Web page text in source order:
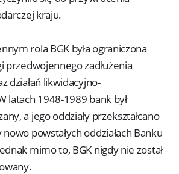
kraju.
rola BGK była ograniczona
przedwojennego zadłużenia
działań likwidacyjno-
latach 1948-1989 bank był
a jego oddziały przekształcano
powstałych oddziałach Banku
mimo to, BGK nigdy nie został